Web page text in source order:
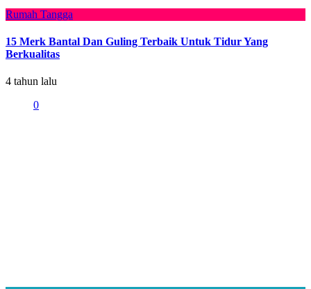
Rumah Tangga
15 Merk Bantal Dan Guling Terbaik Untuk Tidur Yang
Berkualitas
4 tahun lalu
0